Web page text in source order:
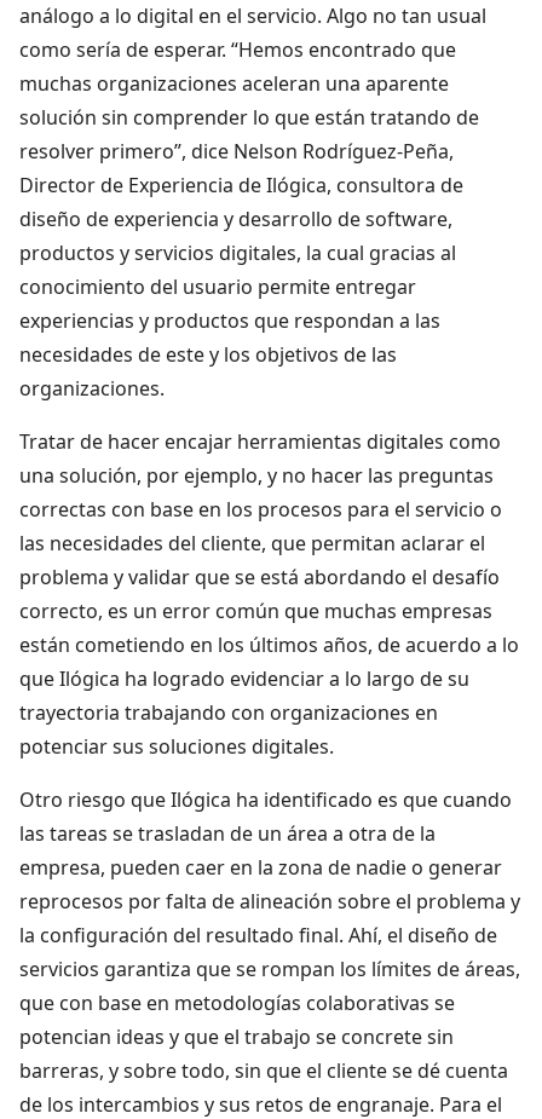
análogo a lo digital en el servicio. Algo no tan usual
como sería de esperar. “Hemos encontrado que
muchas organizaciones aceleran una aparente
solución sin comprender lo que están tratando de
resolver primero”, dice Nelson Rodríguez-Peña,
Director de Experiencia de Ilógica, consultora de
diseño de experiencia y desarrollo de software,
productos y servicios digitales, la cual gracias al
conocimiento del usuario permite entregar
experiencias y productos que respondan a las
necesidades de este y los objetivos de las
organizaciones.
Tratar de hacer encajar herramientas digitales como
una solución, por ejemplo, y no hacer las preguntas
correctas con base en los procesos para el servicio o
las necesidades del cliente, que permitan aclarar el
problema y validar que se está abordando el desafío
correcto, es un error común que muchas empresas
están cometiendo en los últimos años, de acuerdo a lo
que Ilógica ha logrado evidenciar a lo largo de su
trayectoria trabajando con organizaciones en
potenciar sus soluciones digitales.
Otro riesgo que Ilógica ha identificado es que cuando
las tareas se trasladan de un área a otra de la
empresa, pueden caer en la zona de nadie o generar
reprocesos por falta de alineación sobre el problema y
la configuración del resultado final. Ahí, el diseño de
servicios garantiza que se rompan los límites de áreas,
que con base en metodologías colaborativas se
potencian ideas y que el trabajo se concrete sin
barreras, y sobre todo, sin que el cliente se dé cuenta
de los intercambios y sus retos de engranaje. Para el